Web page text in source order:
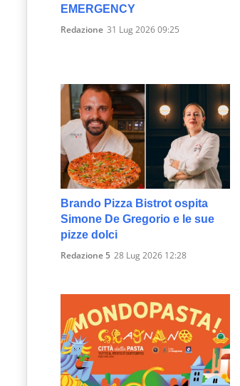
EMERGENCY
Redazione 31 Lug 2026 09:25
Brando Pizza Bistrot ospita
Simone De Gregorio e le sue
pizze dolci
Redazione 5 28 Lug 2026 12:28